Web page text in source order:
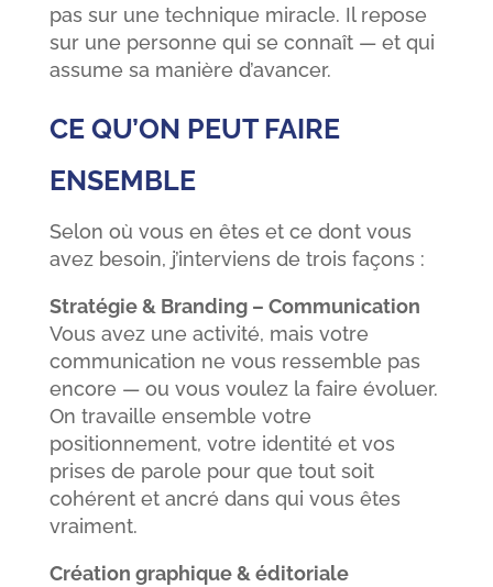
pas sur une technique miracle. Il repose
sur une personne qui se connaît — et qui
assume sa manière d’avancer.
CE QU’ON PEUT FAIRE
ENSEMBLE
Selon où vous en êtes et ce dont vous
avez besoin, j’interviens de trois façons :
Stratégie & Branding – Communication
Vous avez une activité, mais votre
communication ne vous ressemble pas
encore — ou vous voulez la faire évoluer.
On travaille ensemble votre
positionnement, votre identité et vos
prises de parole pour que tout soit
cohérent et ancré dans qui vous êtes
vraiment.
Création graphique & éditoriale